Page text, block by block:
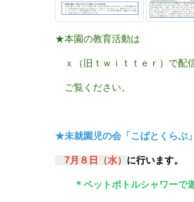
★本園の教育活動は
ｘ（旧ｔｗｉｔｔｅｒ）で配
ご覧ください。
★未就園児の会「こばとくらぶ」
7月８ 日（水） に行います。
＊ペットボトルシャワーで